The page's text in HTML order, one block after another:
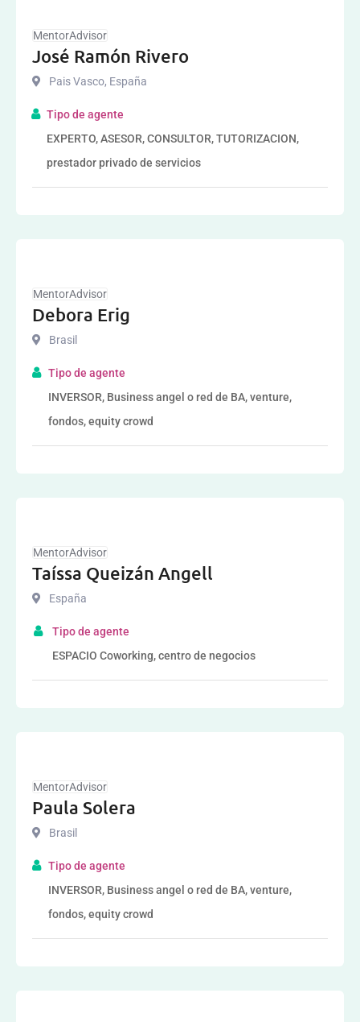
MentorAdvisor
José Ramón Rivero
Pais Vasco, España
Tipo de agente
EXPERTO, ASESOR, CONSULTOR, TUTORIZACION,
prestador privado de servicios
MentorAdvisor
Debora Erig
Brasil
Tipo de agente
INVERSOR, Business angel o red de BA, venture,
fondos, equity crowd
MentorAdvisor
Taíssa Queizán Angell
España
Tipo de agente
ESPACIO Coworking, centro de negocios
MentorAdvisor
Paula Solera
Brasil
Tipo de agente
INVERSOR, Business angel o red de BA, venture,
fondos, equity crowd